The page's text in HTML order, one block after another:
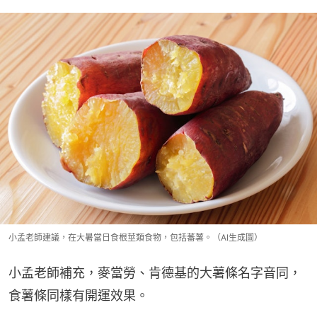
小孟老師建議，在大暑當日食根莖類食物，包括蕃薯。（AI生成圖）
小孟老師補充，麥當勞、肯德基的大薯條名字音同，
食薯條同樣有開運效果。